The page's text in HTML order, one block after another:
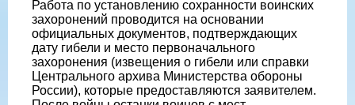
Работа по установлению сохранности воинских
захоронений проводится на основании
официальных документов, подтверждающих
дату гибели и место первоначального
захоронения (извещения о гибели или справки
Центрального архива Министерства обороны
России), которые предоставляются заявителем.